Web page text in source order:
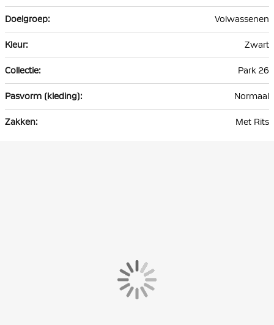
Volwassenen
Zwart
Park 26
Normaal
Met Rits